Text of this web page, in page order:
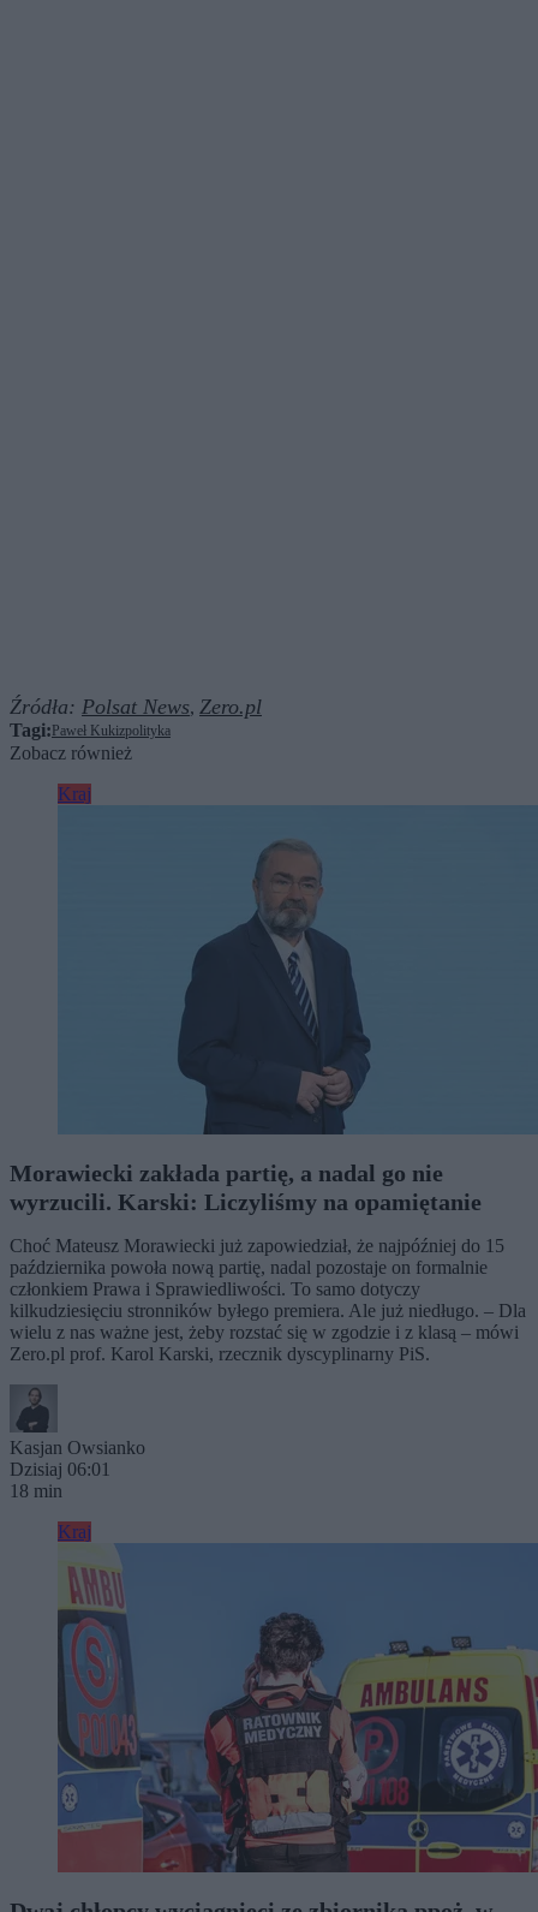
Źródła: Polsat News, Zero.pl
Tagi: Paweł Kukizpolityka
Zobacz również
Kraj
Morawiecki zakłada partię, a nadal go nie
wyrzucili. Karski: Liczyliśmy na opamiętanie
Choć Mateusz Morawiecki już zapowiedział, że najpóźniej do 15
października powoła nową partię, nadal pozostaje on formalnie
członkiem Prawa i Sprawiedliwości. To samo dotyczy
kilkudziesięciu stronników byłego premiera. Ale już niedługo. – Dla
wielu z nas ważne jest, żeby rozstać się w zgodzie i z klasą – mówi
Zero.pl prof. Karol Karski, rzecznik dyscyplinarny PiS.
Kasjan Owsianko
Dzisiaj 06:01
18 min
Kraj